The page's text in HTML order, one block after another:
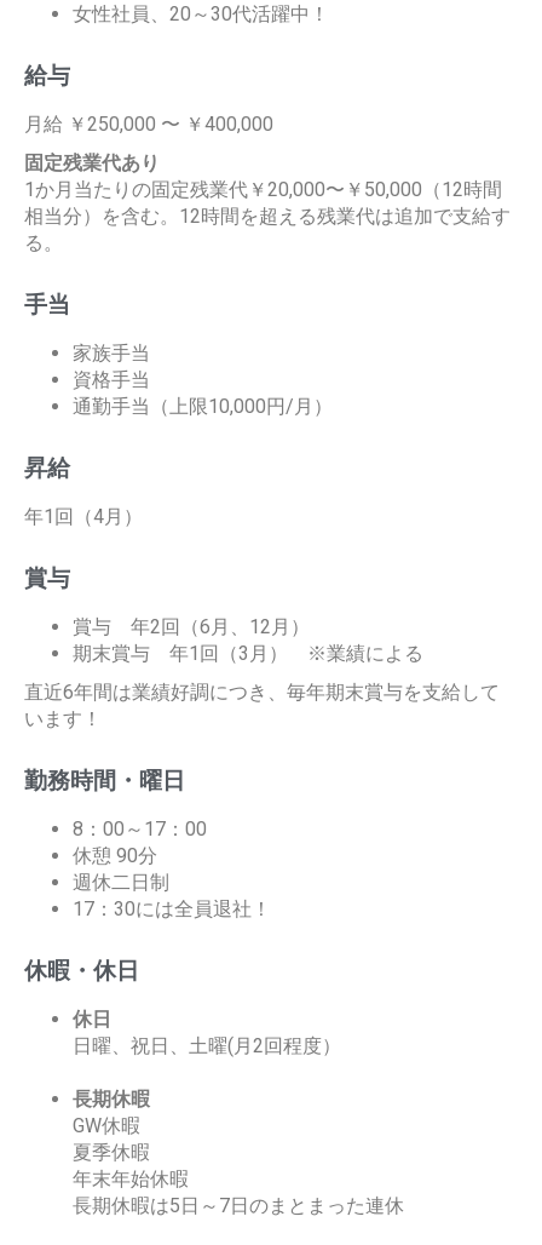
女性社員、20～30代活躍中！
給与
月給 ￥250,000 〜 ￥400,000
固定残業代あり
1か月当たりの固定残業代￥20,000〜￥50,000（12時間
相当分）を含む。12時間を超える残業代は追加で支給す
る。
手当
家族手当
資格手当
通勤手当（上限10,000円/月）
昇給
年1回（4月）
賞与
賞与 年2回（6月、12月）
期末賞与 年1回（3月） ※業績による
直近6年間は業績好調につき、毎年期末賞与を支給して
います！
勤務時間・曜日
8：00～17：00
休憩 90分
週休二日制
17：30には全員退社！
休暇・休日
休日
日曜、祝日、土曜(月2回程度）
長期休暇
GW休暇
夏季休暇
年末年始休暇
長期休暇は5日～7日のまとまった連休